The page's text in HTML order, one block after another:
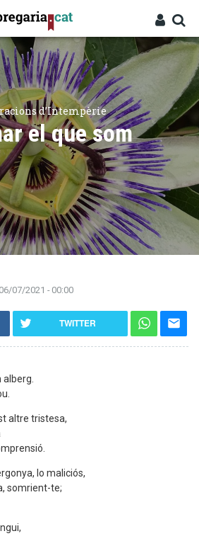
Entra
d’Intempèrie
el que som
07/2021 - 00:00
TWITTER
alberg.
altre tristesa,
lo maliciós,
somrient-te;